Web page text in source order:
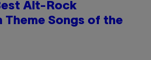
Alt-Rock
Theme Songs of the